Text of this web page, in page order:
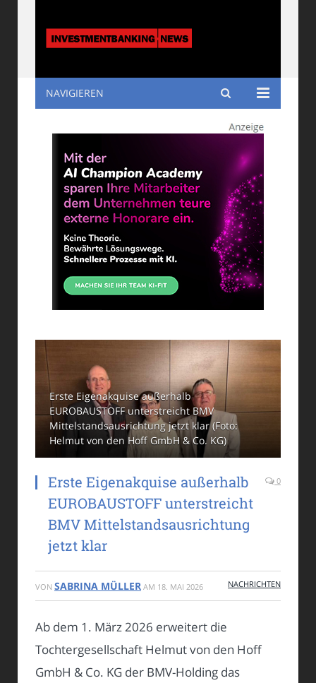
Investmentbanking
NAVIGIEREN
Erste Eigenakquise außerhalb
EUROBAUSTOFF unterstreicht BMV
Mittelstandsausrichtung jetzt klar (Foto:
Helmut von den Hoff GmbH & Co. KG)
Erste Eigenakquise außerhalb
EUROBAUSTOFF unterstreicht
BMV Mittelstandsausrichtung
jetzt klar
0
VON SABRINA MÜLLER AM 18. MAI 2026 NACHRICHTEN
Ab dem 1. März 2026 erweitert die
Tochtergesellschaft Helmut von den Hoff
GmbH & Co. KG der BMV-Holding das